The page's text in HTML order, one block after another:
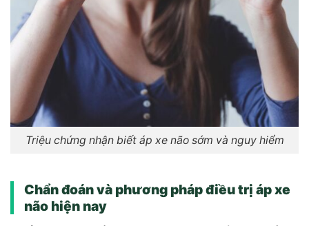
Triệu chứng nhận biết áp xe não sớm và nguy hiểm
Chẩn đoán và phương pháp điều trị áp xe
não hiện nay